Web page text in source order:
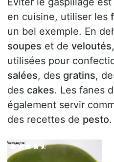
en cuisine, utiliser les
un bel exemple. En
soupes et de veloutés
utilisées pour
salées, des gratins,
des cakes. Les fanes
également servir
des recettes de pesto.